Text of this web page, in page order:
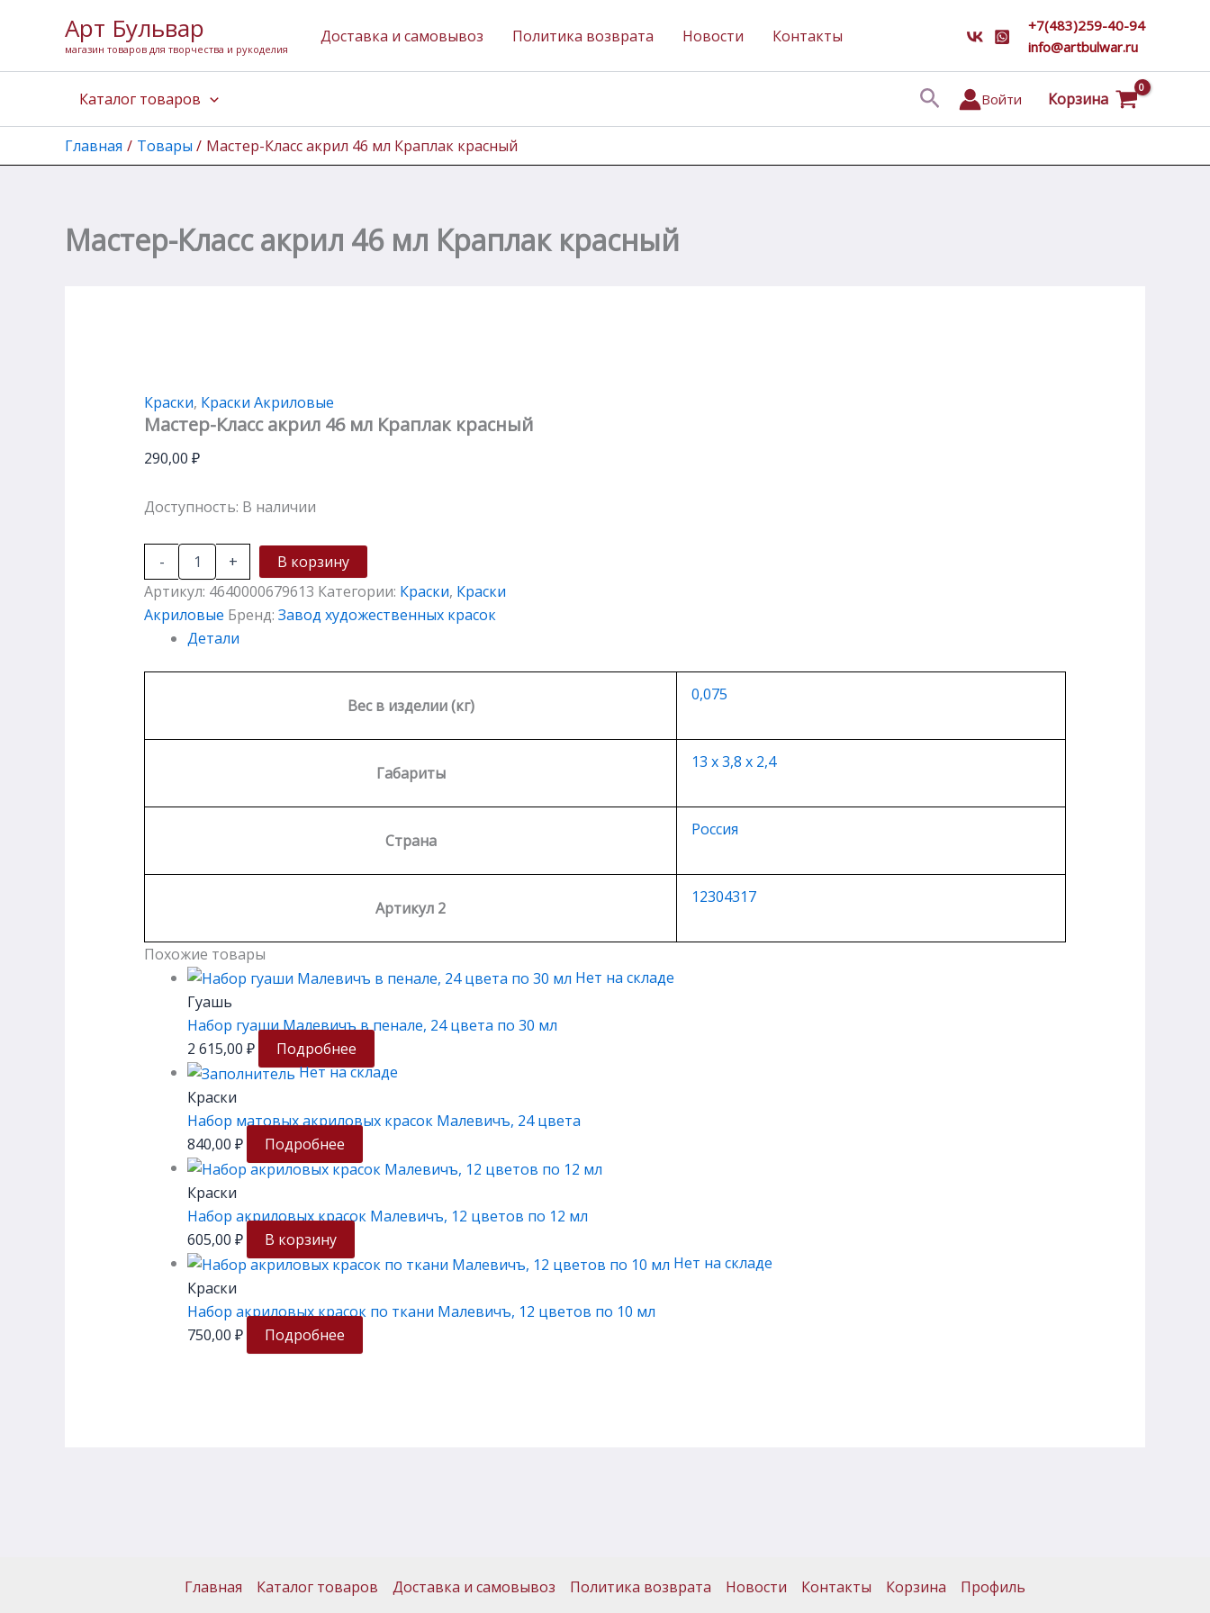
содержимому
Арт Бульвар
магазин товаров для творчества и рукоделия
Доставка и самовывоз Политика возврата Новости Контакты
+7(483)259-40-94
info@artbulwar.ru
Каталог товаров ПоискВойти Корзина
Главная Товары Мастер-Класс акрил 46 мл Краплак красный
Мастер-Класс акрил 46 мл Краплак красный
Краски, Краски Акриловые
Мастер-Класс акрил 46 мл Краплак красный
290,00 ₽
Доступность: В наличии
-
товара
Мастер-
46
красный
+
В корзину
Артикул: 4640000679613 Категории: Краски, Краски
Акриловые Бренд: Завод художественных красок
Детали
Вес в изделии (кг)
0,075
Габариты
13 х 3,8 х 2,4
Страна
Россия
Артикул 2
12304317
Похожие товары
Нет на складе
Гуашь
Набор гуаши Малевичъ в пенале, 24 цвета по 30 мл
2 615,00 ₽
Подробнее
Нет на складе
Краски
Набор матовых акриловых красок Малевичъ, 24 цвета
840,00 ₽ Подробнее
Краски
Набор акриловых красок Малевичъ, 12 цветов по 12 мл
605,00 ₽
В корзину
Нет на складе
Краски
Набор акриловых красок по ткани Малевичъ, 12 цветов по 10 мл
750,00 ₽ Подробнее
Главная Каталог товаров Доставка и самовывоз Политика возврата Новости Контакты Корзина Профиль